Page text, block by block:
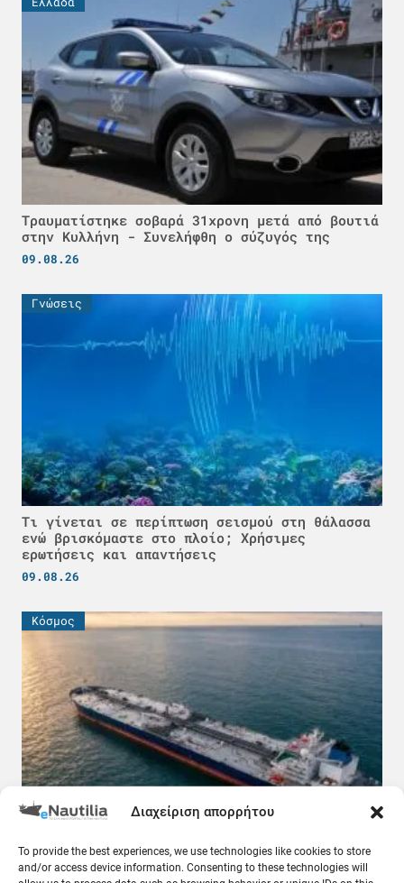
Διαχείριση απορρήτου
To provide the best experiences, we use technologies like cookies to store
and/or access device information. Consenting to these technologies will
Τραυματίστηκε σοβαρά 31χρονη μετά από βουτιά
στην Κυλλήνη - Συνελήφθη ο σύζυγός της
09.08.26
Γνώσεις
Τι γίνεται σε περίπτωση σεισμού στη θάλασσα
ενώ βρισκόμαστε στο πλοίο; Χρήσιμες
ερωτήσεις και απαντήσεις
09.08.26
Κόσμος
να περάσει από το Ορμούζ
08.08.26